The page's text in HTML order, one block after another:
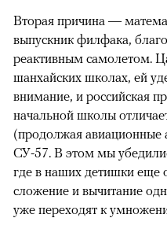
Вторая причина —
выпускник филфака,
реактивным самолетом.
шанхайских школах, ей
внимание, и российская
начальной школы
(продолжая авиационные
СУ-57. В этом мы
где в наших детишки еще
сложение и вычитание
уже переходят к